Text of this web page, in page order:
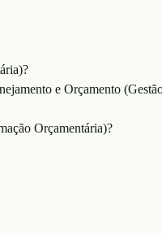
e Orçamento
Orçamentária)?